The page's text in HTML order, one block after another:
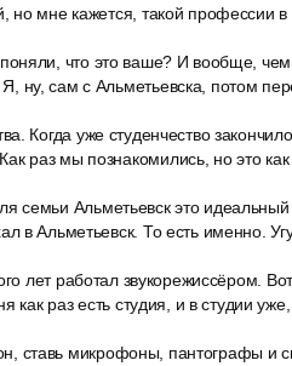
но мне кажется, такой профессии в
поняли, что это ваше? И вообще,
ну, сам с Альметьевска, потом
Когда уже студенчество
раз мы познакомились, но это как
семьи Альметьевск это идеальный
в Альметьевск. То есть именно.
лет работал звукорежиссёром.
как раз есть студия, и в студии
ставь микрофоны, пантографы и